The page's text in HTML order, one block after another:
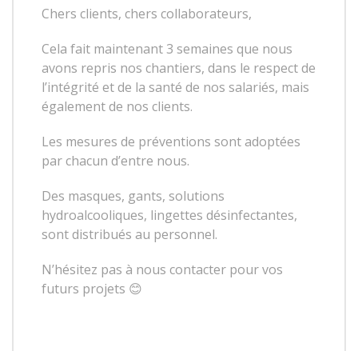
Chers clients, chers collaborateurs,
Cela fait maintenant 3 semaines que nous
avons repris nos chantiers, dans le respect de
l’intégrité et de la santé de nos salariés, mais
également de nos clients.
Les mesures de préventions sont adoptées
par chacun d’entre nous.
Des masques, gants, solutions
hydroalcooliques, lingettes désinfectantes,
sont distribués au personnel.
N’hésitez pas à nous contacter pour vos
futurs projets 😊